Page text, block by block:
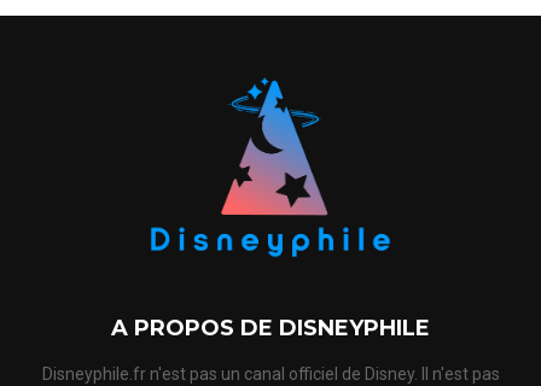
A PROPOS DE DISNEYPHILE
Disneyphile.fr n'est pas un canal officiel de Disney. Il n'est pas